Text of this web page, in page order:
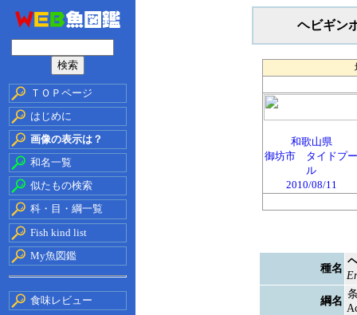
ＴＯＰページ
はじめに
画像の表示は？
和名一覧
似たもの検索
科・目・綱一覧
Fish kind list
My魚図鑑
食味レビュー
ヘビギン
和歌山県
御坊市 タイドプー
ル
2010/08/11
種名
綱名